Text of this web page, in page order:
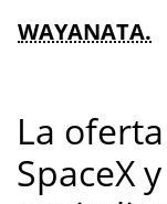
WAYANATA.
La
SpaceX